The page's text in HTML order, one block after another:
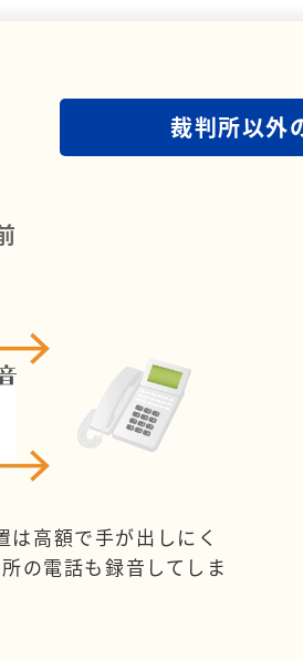
裁判所以外
は高額で手が出しにく
の電話も録音してしま